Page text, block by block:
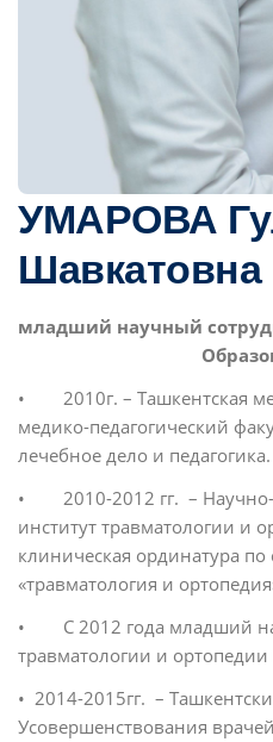
УМАРОВА
Шавкатовна
младший научный
• 2010г. – Ташкентская
медико-педагогический
лечебное дело и педагогика.
• 2010-2012 гг. – Научно-
институт травматологии и
клиническая ординатура по
«травматология и
• С 2012 года младший
травматологии и
• 2014-2015гг. –
Усовершенствования